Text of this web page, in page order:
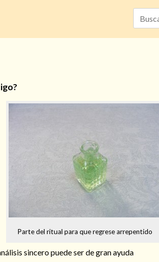
Parte del ritual para que regrese arrepentido
sincero puede ser de gran ayuda